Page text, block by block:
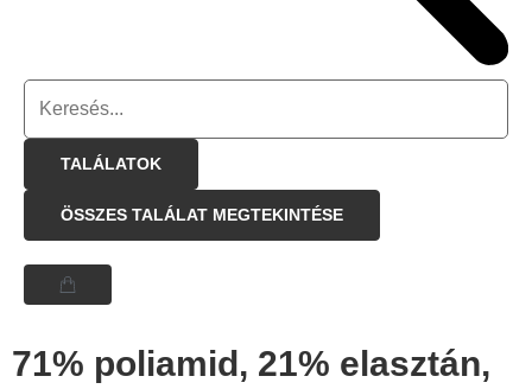
TALÁLATOK
ÖSSZES TALÁLAT MEGTEKINTÉSE
71% poliamid, 21% elasztán,